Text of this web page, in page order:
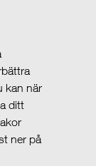
kan när
ditt
ner på